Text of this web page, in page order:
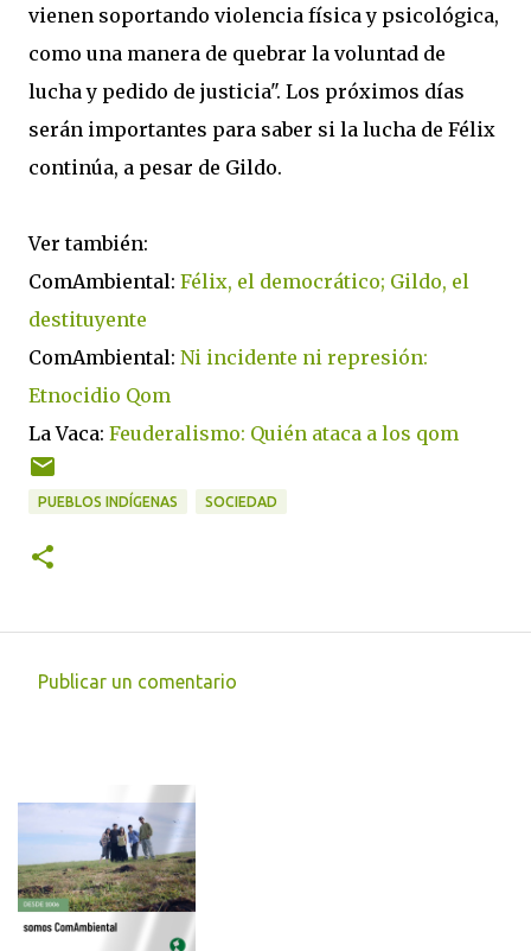
vienen soportando violencia física y psicológica,
como una manera de quebrar la voluntad de
lucha y pedido de justicia". Los próximos días
serán importantes para saber si la lucha de Félix
continúa, a pesar de Gildo.
Ver también:
ComAmbiental: Félix, el democrático; Gildo, el
destituyente
ComAmbiental: Ni incidente ni represión:
Etnocidio Qom
La Vaca: Feuderalismo: Quién ataca a los qom
PUEBLOS INDÍGENAS SOCIEDAD
e
t
a
Publicar un comentario